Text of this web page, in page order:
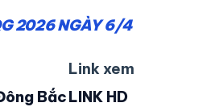
2026 NGÀY 6/4
Link xem
BắcLINK HD